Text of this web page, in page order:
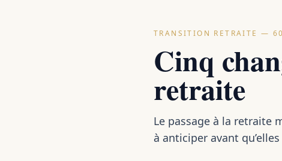
TRANSITION RETRAITE —
Cinq
retraite
Le passage à la retraite
à anticiper avant